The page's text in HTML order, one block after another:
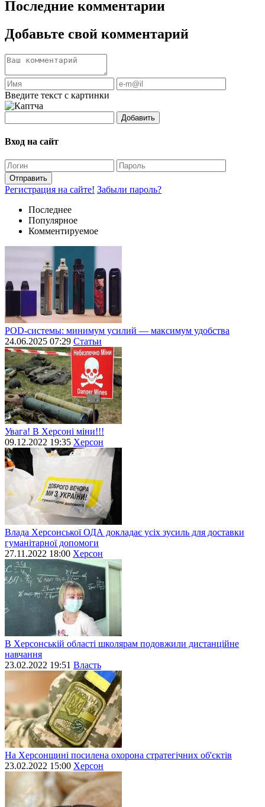
Последние комментарии
Добавьте свой комментарий
Введите текст с картинки
Добавить
Вход на сайт
Отправить
Регистрация на сайте! Забыли пароль?
Последнее
Популярное
Комментируемое
POD-системы: минимум усилий — максимум удобства
24.06.2025 07:29 Статьи
Увага! В Херсоні міни!!!
09.12.2022 19:35 Херсон
Влада Херсонської ОДА докладає усіх зусиль для доставки
гуманітарної допомоги
27.11.2022 18:00 Херсон
В Херсонській області школярам подовжили дистанційне
навчання
23.02.2022 19:51 Власть
На Херсонщині посилена охорона стратегічних об'єктів
23.02.2022 15:00 Херсон